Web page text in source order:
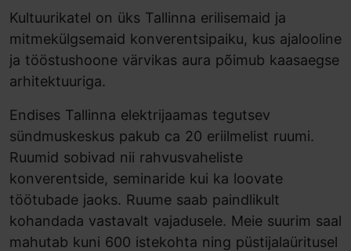
Kultuurikatel on üks Tallinna erilisemaid ja
mitmekülgsemaid konverentsipaiku, kus ajalooline
ja tööstushoone värvikas aura põimub kaasaegse
arhitektuuriga.
Endises Tallinna elektrijaamas tegutsev
sündmuskeskus pakub ca 20 eriilmelist ruumi.
Ruumid sobivad nii rahvusvaheliste
konverentside, seminaride kui ka loovate
töötubade jaoks. Ruume saab paindlikult
kohandada vastavalt vajadusele. Meie suurim saal
mahutab kuni 600 istekohta ning püstijalaüritusel